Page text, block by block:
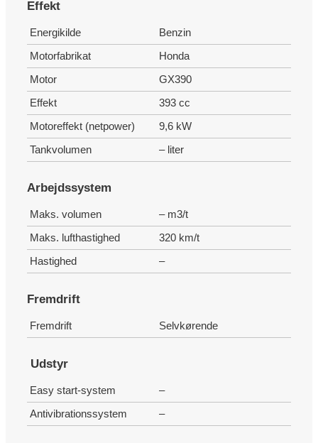
Effekt
Energikilde
Benzin
Motorfabrikat
Honda
Motor
GX390
Effekt
393 cc
Motoreffekt (netpower)
9,6 kW
Tankvolumen
– liter
Arbejdssystem
Maks. volumen
– m3/t
Maks. lufthastighed
320 km/t
Hastighed
–
Fremdrift
Fremdrift Selvkørende
Udstyr
Easy start-system
–
Antivibrationssystem
–